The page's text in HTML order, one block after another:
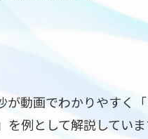
動画でわかりやすく
例として解説していま